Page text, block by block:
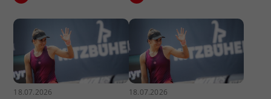
18.07.2026 18.07.2026